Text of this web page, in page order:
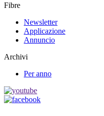
Fibre
Newsletter
Applicazione
Annuncio
Archivi
Per anno